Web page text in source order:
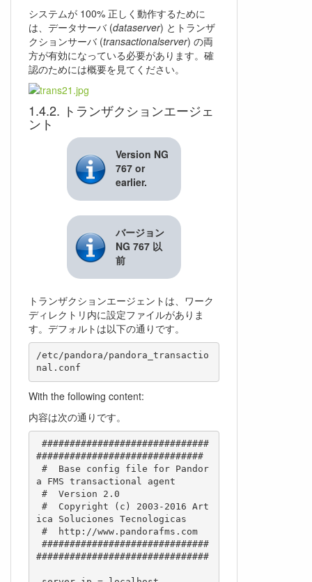
システムが 100% 正しく動作するために
は、データサーバ (dataserver) とトランザ
クションサーバ (transactionalserver) の両
方が有効になっている必要があります。確
認のためには概要を見てください。
トランザクションエージェ
ント
Version NG
767 or
earlier.
バージョン
NG 767 以
前
トランザクションエージェントは、ワーク
ディレクトリ内に設定ファイルがありま
す。デフォルトは以下の通りです。
/etc/pandora/pandora_transactio
With the following content:
内容は次の通りです。
##############################
a FMS transactional agent
ica Soluciones Tecnologicas
###############################